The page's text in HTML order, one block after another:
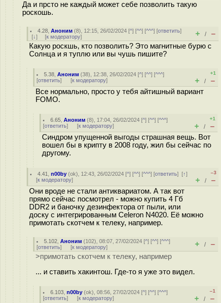
Да и прсто не каждый может себе позволить такую
роскошь.
4.28 ,Аноним (8), 12:15, 26/02/2024 [^] [^^] [^^^] [ответить]
[↓] [к модератору] + / –
Какую роскшь, кто позволить? Это магнитные бурю с
Солнца и я туплю или вы чушь пишите?
5.38 ,Аноним (38), 12:38, 26/02/2024 [^] [^^] [^^^]
[ответить] [к модератору]
+1
+ / –
Все нормально, просто у тебя айтишный вариант
FOMO.
6.65 ,Аноним (8), 17:04, 26/02/2024 [^] [^^] [^^^]
[ответить] [к модератору]
+1
+ / –
Синдром упущенной выгоды страшная вещь. Вот
вошел бы в крипту в 2008 году, жил бы сейчас по
другому.
4.41 ,n00by (ok), 12:43, 26/02/2024 [^] [^^] [^^^] [ответить][↑]
[к модератору]
–3
+ / –
Они вроде не стали антиквариатом. А так вот
прямо сейчас посмотрел - можно купить 4 Гб
DDR2 и баночку дезинфектора от пыли, или
доску с интегрированным Celeron N4020. Её можно
примотать скотчем к телеку, например.
5.102 ,Аноним (102), 08:07, 27/02/2024 [^] [^^] [^^^]
[ответить] [к модератору] + / –
>примотать скотчем к телеку, например
... и ставить хакинтош. Где-то я уже это видел.
6.103 ,n00by (ok), 08:56, 27/02/2024 [^] [^^] [^^^]
[ответить] [к модератору]
–1
+ / –